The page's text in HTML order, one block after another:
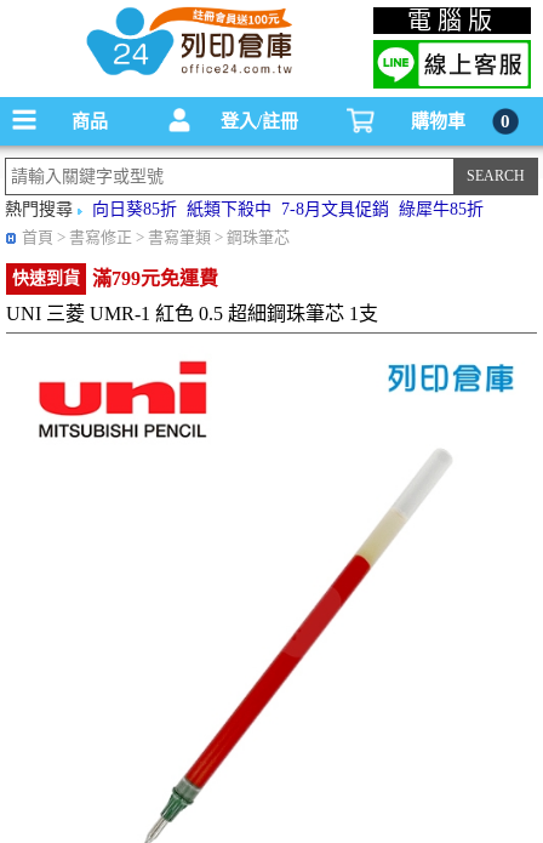
碳粉匣，墨水匣,原廠碳粉匣，副廠碳粉匣，環保碳粉匣,連續供墨印表機-office24列印
倉庫線上購物手機版
電腦版
商品 登入/註冊 購物車 0
熱門搜尋 向日葵85折 紙類下殺中 7-8月文具促銷
綠犀牛85折
首頁 > 書寫修正 > 書寫筆類 > 鋼珠筆芯
快速到貨
滿799元免運費
UNI 三菱 UMR-1 紅色 0.5 超細鋼珠筆芯 1支